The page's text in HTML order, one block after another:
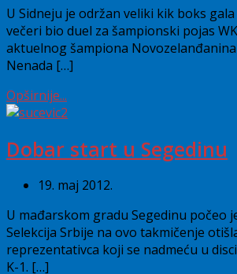
U Sidneju je održan veliki kik boks
večeri bio duel za šampionski pojas
aktuelnog šampiona
Nenada […]
Opširnije...
Dobar start u Segedinu
19. maj 2012.
U mađarskom gradu Segedinu počeo
Selekcija Srbije na ovo takmičenje
reprezentativca koji se nadmeću u
K-1. […]